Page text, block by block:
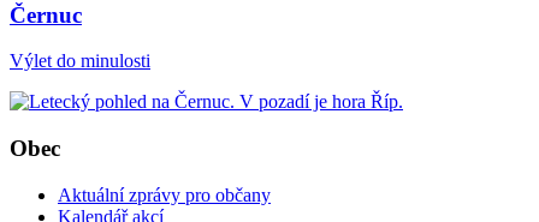
Černuc
Výlet do minulosti
Obec
Aktuální zprávy pro občany
Kalendář akcí